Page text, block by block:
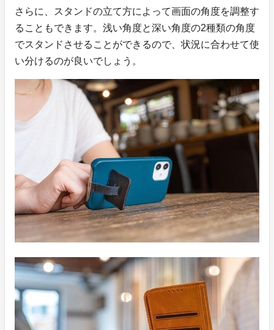
さらに、スタンドの立て方によって画面の角度を調整す
ることもできます。浅い角度と深い角度の2種類の角度
でスタンドさせることができるので、状況に合わせて使
い分けるのが良いでしょう。